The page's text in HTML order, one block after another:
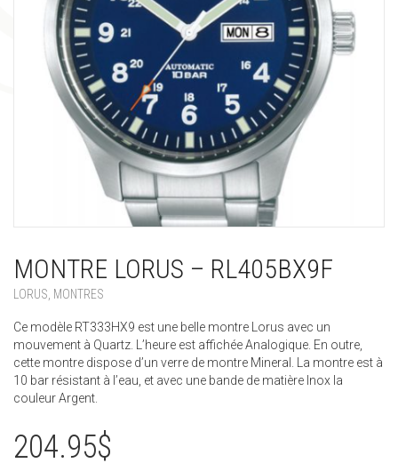
MONTRE LORUS – RL405BX9F
LORUS MONTRES
Ce modèle RT333HX9 est une belle montre Lorus avec un
mouvement à Quartz. L’heure est affichée Analogique. En outre,
cette montre dispose d’un verre de montre Mineral. La montre est à
10 bar résistant à l’eau, et avec une bande de matière Inox la
couleur Argent.
204.95$